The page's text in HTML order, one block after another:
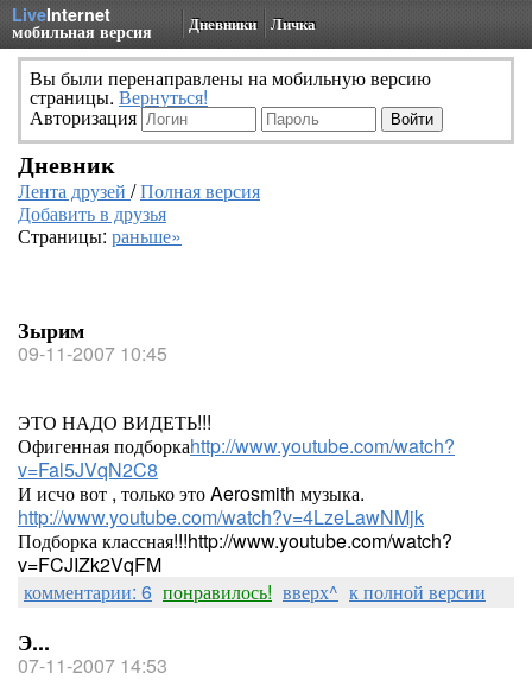
LiveInternet
мобильная версия Дневники Личка
Вы были перенаправлены на мобильную версию
страницы. Вернуться!
Авторизация
Дневник
Лента друзей /Полная версия
Добавить в друзья
Страницы: раньше»
Зырим
09-11-2007 10:45
ЭТО НАДО ВИДЕТЬ!!!
Офигенная подборкаhttp://www.youtube.com/watch?
v=Fal5JVqN2C8
И исчо вот , только это Aerosmith музыка.
http://www.youtube.com/watch?v=4LzeLawNMjk
Подборка классная!!!http://www.youtube.com/watch?
v=FCJIZk2VqFM
комментарии: 6 понравилось! вверх^ к полной версии
Э...
07-11-2007 14:53